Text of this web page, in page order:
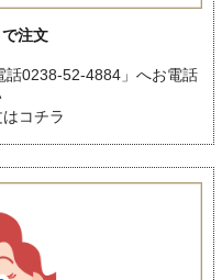
注文
話0238-52-4884」へお電話
コチラ